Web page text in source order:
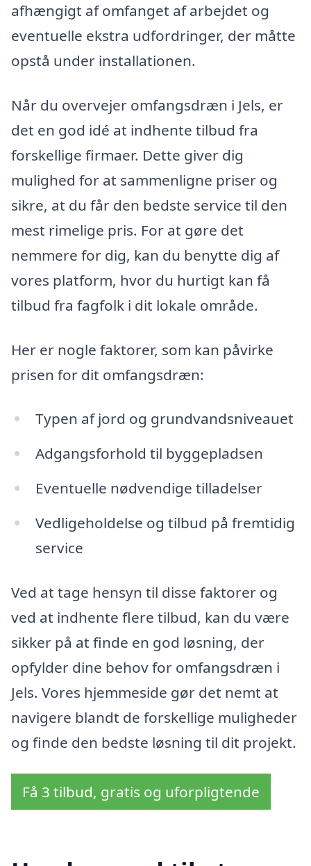
afhængigt af omfanget af arbejdet og
eventuelle ekstra udfordringer, der måtte
opstå under installationen.
Når du overvejer omfangsdræn i Jels, er
det en god idé at indhente tilbud fra
forskellige firmaer. Dette giver dig
mulighed for at sammenligne priser og
sikre, at du får den bedste service til den
mest rimelige pris. For at gøre det
nemmere for dig, kan du benytte dig af
vores platform, hvor du hurtigt kan få
tilbud fra fagfolk i dit lokale område.
Her er nogle faktorer, som kan påvirke
prisen for dit omfangsdræn:
Typen af jord og grundvandsniveauet
Adgangsforhold til byggepladsen
Eventuelle nødvendige tilladelser
Vedligeholdelse og tilbud på fremtidig
service
Ved at tage hensyn til disse faktorer og
ved at indhente flere tilbud, kan du være
sikker på at finde en god løsning, der
opfylder dine behov for omfangsdræn i
Jels. Vores hjemmeside gør det nemt at
navigere blandt de forskellige muligheder
og finde den bedste løsning til dit projekt.
Få 3 tilbud, gratis og uforpligtende